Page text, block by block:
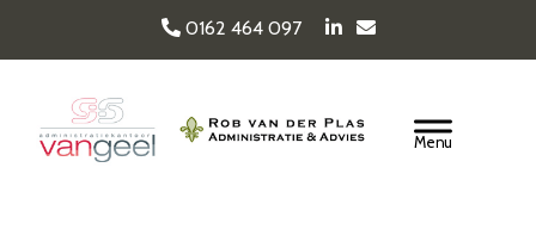
hoofd
inhoud
0162 464 097
Van Geel & van der
Header